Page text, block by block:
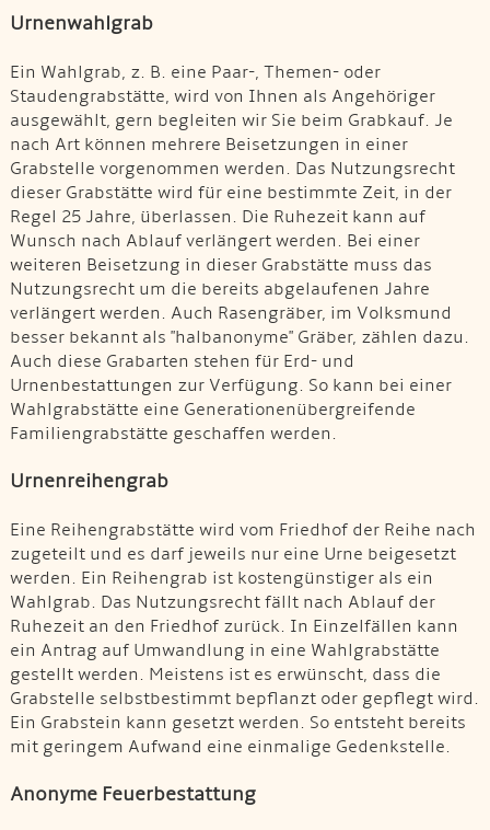
Urnenwahlgrab
Ein Wahlgrab, z. B. eine Paar-, Themen- oder
Staudengrabstätte, wird von Ihnen als Angehöriger
ausgewählt, gern begleiten wir Sie beim Grabkauf. Je
nach Art können mehrere Beisetzungen in einer
Grabstelle vorgenommen werden. Das Nutzungsrecht
dieser Grabstätte wird für eine bestimmte Zeit, in der
Regel 25 Jahre, überlassen. Die Ruhezeit kann auf
Wunsch nach Ablauf verlängert werden. Bei einer
weiteren Beisetzung in dieser Grabstätte muss das
Nutzungsrecht um die bereits abgelaufenen Jahre
verlängert werden. Auch Rasengräber, im Volksmund
besser bekannt als "halbanonyme" Gräber, zählen dazu.
Auch diese Grabarten stehen für Erd- und
Urnenbestattungen zur Verfügung. So kann bei einer
Wahlgrabstätte eine Generationenübergreifende
Familiengrabstätte geschaffen werden.
Urnenreihengrab
Eine Reihengrabstätte wird vom Friedhof der Reihe nach
zugeteilt und es darf jeweils nur eine Urne beigesetzt
werden. Ein Reihengrab ist kostengünstiger als ein
Wahlgrab. Das Nutzungsrecht fällt nach Ablauf der
Ruhezeit an den Friedhof zurück. In Einzelfällen kann
ein Antrag auf Umwandlung in eine Wahlgrabstätte
gestellt werden. Meistens ist es erwünscht, dass die
Grabstelle selbstbestimmt bepflanzt oder gepflegt wird.
Ein Grabstein kann gesetzt werden. So entsteht bereits
mit geringem Aufwand eine einmalige Gedenkstelle.
Anonyme Feuerbestattung